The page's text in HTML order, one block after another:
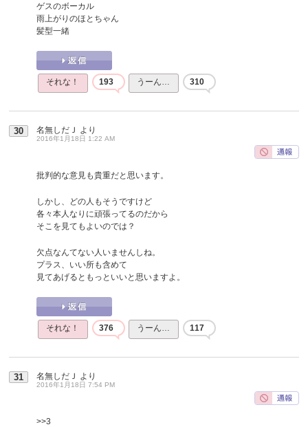
ゲスのボーカル
雨上がりのほとちゃん
髪型一緒
それな！ 193 うーん… 310
30 名無しだＪ より
2016年1月18日 1:22 AM
批判的な意見も貴重だと思います。
しかし、どの人もそうですけど
各々本人なりに頑張ってるのだから
そこを見てもよいのでは？
欠点なんてない人いませんしね。
プラス、いい所も含めて
見てあげるともっといいと思いますよ。
それな！ 376 うーん… 117
31 名無しだＪ より
2016年1月18日 7:54 PM
>>3